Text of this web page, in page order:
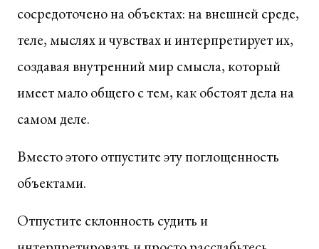
сосредоточено на объектах: на внешней среде,
теле, мыслях и чувствах и интерпретирует их,
создавая внутренний мир смысла, который
имеет мало общего с тем, как обстоят дела на
самом деле.
Вместо этого отпустите эту поглощенность
объектами.
Отпустите склонность судить и